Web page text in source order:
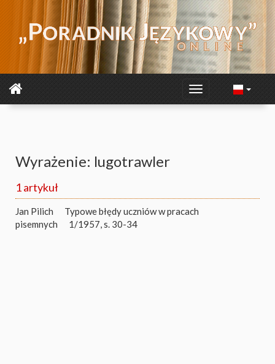
Wyrażenie: lugotrawler
1 artykuł
Jan Pilich
Typowe błędy uczniów w pracach
pisemnych
1/1957, s. 30-34